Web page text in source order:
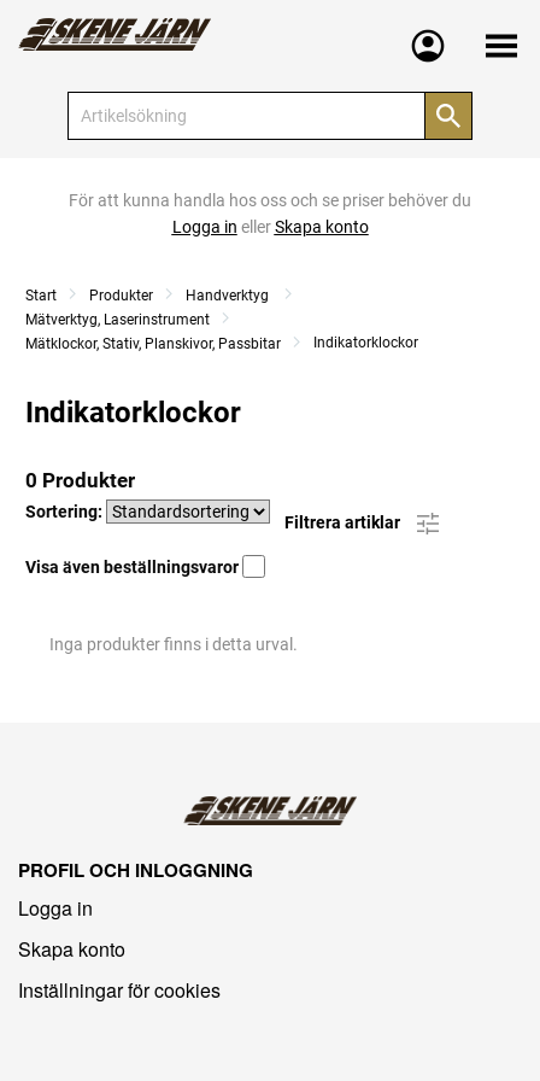
Meny
För att kunna handla hos oss och se priser behöver du
Logga in ellerSkapa konto
Start Produkter
Handverktyg
Mätverktyg, Laserinstrument
Mätklockor, Stativ, Planskivor, Passbitar
Indikatorklockor
Indikatorklockor
0 Produkter
Sortering:
Filtrera artiklar
Visa även beställningsvaror
Inga produkter finns i detta urval.
PROFIL OCH INLOGGNING
Logga in
Skapa konto
Inställningar för cookies